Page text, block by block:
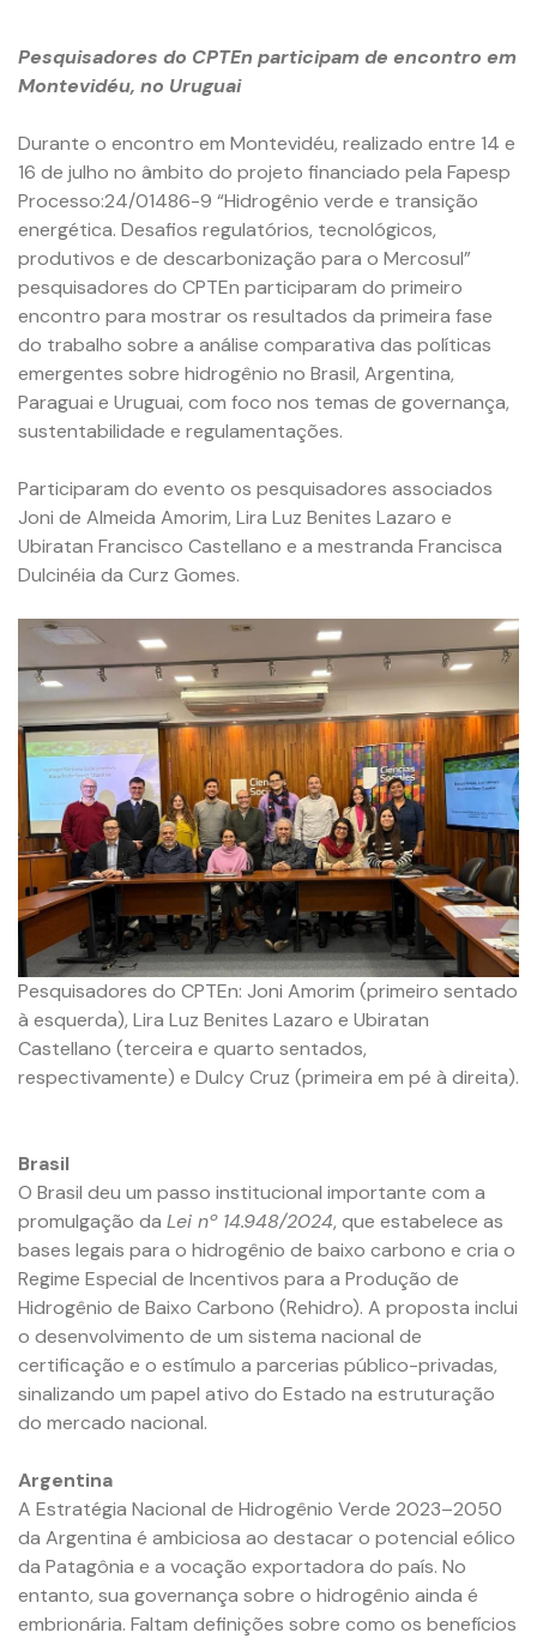
Pesquisadores do CPTEn participam de encontro em
Montevidéu, no Uruguai
Durante o encontro em Montevidéu, realizado entre 14 e
16 de julho no âmbito do projeto financiado pela Fapesp
Processo:24/01486-9 “Hidrogênio verde e transição
energética. Desafios regulatórios, tecnológicos,
produtivos e de descarbonização para o Mercosul”
pesquisadores do CPTEn participaram do primeiro
encontro para mostrar os resultados da primeira fase
do trabalho sobre a análise comparativa das políticas
emergentes sobre hidrogênio no Brasil, Argentina,
Paraguai e Uruguai, com foco nos temas de governança,
sustentabilidade e regulamentações.
Participaram do evento os pesquisadores associados
Joni de Almeida Amorim, Lira Luz Benites Lazaro e
Ubiratan Francisco Castellano e a mestranda Francisca
Dulcinéia da Curz Gomes.
Pesquisadores do CPTEn: Joni Amorim (primeiro sentado
à esquerda), Lira Luz Benites Lazaro e Ubiratan
Castellano (terceira e quarto sentados,
respectivamente) e Dulcy Cruz (primeira em pé à direita).
Brasil
O Brasil deu um passo institucional importante com a
promulgação da Lei nº 14.948/2024, que estabelece as
bases legais para o hidrogênio de baixo carbono e cria o
Regime Especial de Incentivos para a Produção de
Hidrogênio de Baixo Carbono (Rehidro). A proposta inclui
o desenvolvimento de um sistema nacional de
certificação e o estímulo a parcerias público-privadas,
sinalizando um papel ativo do Estado na estruturação
do mercado nacional.
Argentina
A Estratégia Nacional de Hidrogênio Verde 2023–2050
da Argentina é ambiciosa ao destacar o potencial eólico
da Patagônia e a vocação exportadora do país. No
entanto, sua governança sobre o hidrogênio ainda é
embrionária. Faltam definições sobre como os benefícios